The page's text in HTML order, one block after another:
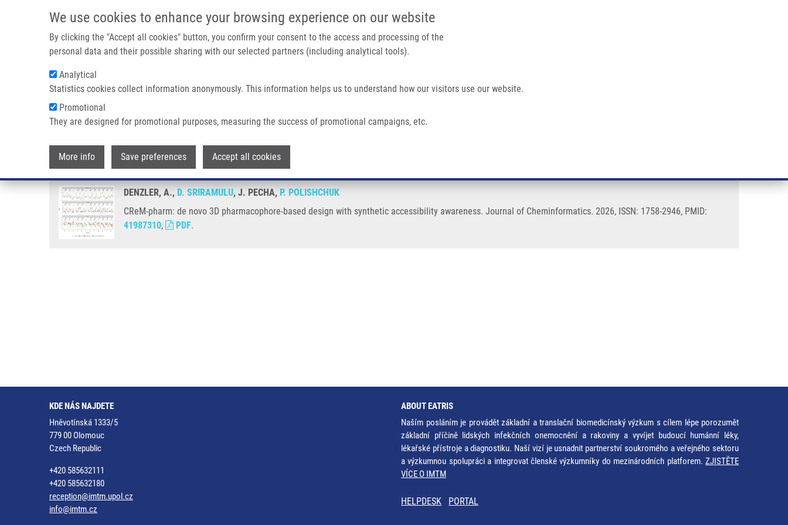
We use cookies to enhance your browsing experience on our website
By clicking the "Accept all cookies" button, you confirm your consent to the access and processing of the
personal data and their possible sharing with our selected partners (including analytical tools).
Analytical
Statistics cookies collect information anonymously. This information helps us to understand how our visitors use our website.
Promotional
They are designed for promotional purposes, measuring the success of promotional campaigns, etc.
More info Save preferences Accept all cookies
IMTM PORTÁL
Main navigation
Drobečková navigace
Domů CReM-pharm: de Novo 3D Pharmacophore-based Design With Synthetic Accessibility Awareness
CReM-pharm: de novo 3D pharmacophore-based design with synthetic accessibility awareness
DENZLER, A., D. SRIRAMULU, J. PECHA, P. POLISHCHUK
CReM-pharm: de novo 3D pharmacophore-based design with synthetic accessibility awareness. Journal of Cheminformatics. 2026, ISSN: 1758-2946, PMID:
41987310, PDF.
KDE NÁS NAJDETE
Hněvotínská 1333/5
779 00 Olomouc
Czech Republic
+420 585632111
+420 585632180
reception@imtm.upol.cz
info@imtm.cz
ABOUT EATRIS
Naším posláním je provádět základní a translační biomedicínský výzkum s cílem lépe porozumět
základní příčině lidských infekčních onemocnění a rakoviny a vyvíjet budoucí humánní léky,
lékařské přístroje a diagnostiku. Naší vizí je usnadnit partnerství soukromého a veřejného sektoru
a výzkumnou spolupráci a integrovat členské výzkumníky do mezinárodních platforem. ZJISTĚTE
VÍCE O IMTM
HELPDESK PORTAL